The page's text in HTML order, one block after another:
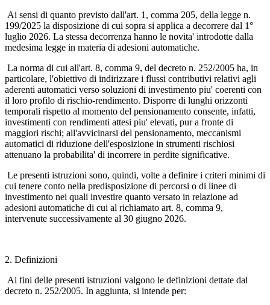
Ai sensi di quanto previsto dall'art. 1, comma 205, della legge n.
199/2025 la disposizione di cui sopra si applica a decorrere dal 1°
luglio 2026. La stessa decorrenza hanno le novita' introdotte dalla
medesima legge in materia di adesioni automatiche.
La norma di cui all'art. 8, comma 9, del decreto n. 252/2005 ha, in
particolare, l'obiettivo di indirizzare i flussi contributivi relativi agli
aderenti automatici verso soluzioni di investimento piu' coerenti con
il loro profilo di rischio-rendimento. Disporre di lunghi orizzonti
temporali rispetto al momento del pensionamento consente, infatti,
investimenti con rendimenti attesi piu' elevati, pur a fronte di
maggiori rischi; all'avvicinarsi del pensionamento, meccanismi
automatici di riduzione dell'esposizione in strumenti rischiosi
attenuano la probabilita' di incorrere in perdite significative.
Le presenti istruzioni sono, quindi, volte a definire i criteri minimi di
cui tenere conto nella predisposizione di percorsi o di linee di
investimento nei quali investire quanto versato in relazione ad
adesioni automatiche di cui al richiamato art. 8, comma 9,
intervenute successivamente al 30 giugno 2026.
2. Definizioni
Ai fini delle presenti istruzioni valgono le definizioni dettate dal
decreto n. 252/2005. In aggiunta, si intende per: